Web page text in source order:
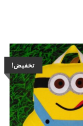
تخفيض!